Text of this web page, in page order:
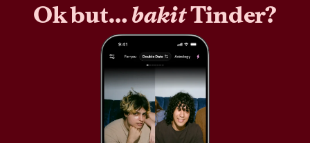
Ok but…bakitTinder?